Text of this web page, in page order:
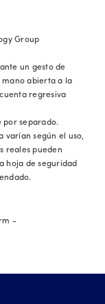
Group
un gesto de
abierta a la
regresiva
por separado.
varían según el uso,
reales pueden
hoja de seguridad
-